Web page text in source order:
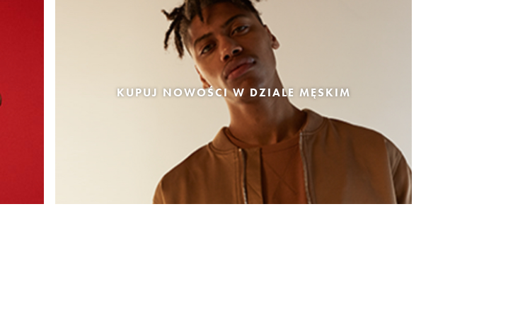
KUPUJ NOWOŚCI W DZIALE MĘSKIM